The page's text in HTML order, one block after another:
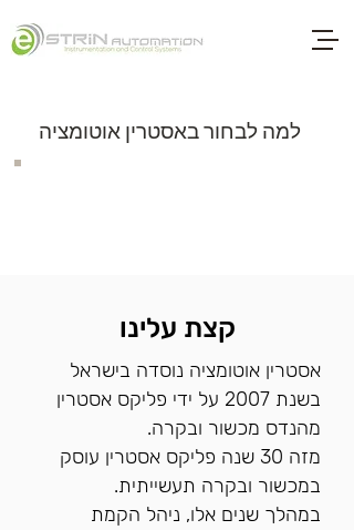
למה לבחור באסטרין אוטומציה
קצת עלינו
אסטרין אוטומציה נוסדה בישראל
בשנת 2007 על ידי פליקס אסטרין
מהנדס מכשור ובקרה.
מזה 30 שנה פליקס אסטרין עוסק
במכשור ובקרה תעשייתית.
במהלך שנים אלו, ניהל הקמת